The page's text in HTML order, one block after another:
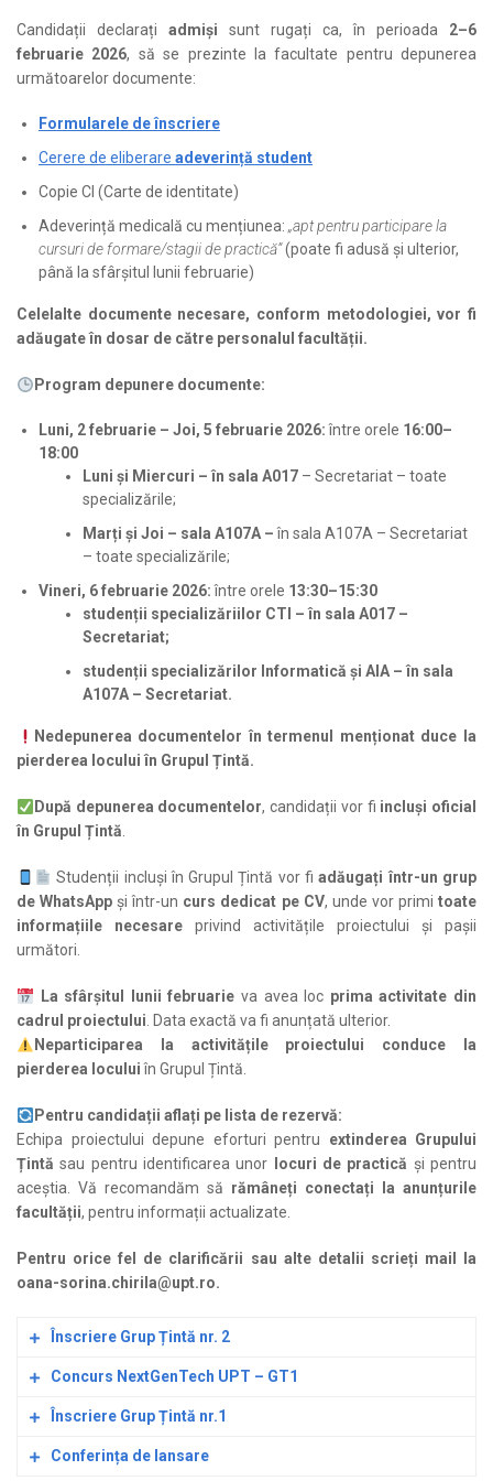
cibernetice și al infrastructurilor de calcul continue) pentru
toți cei 251 de studenți.
celor 251 de studenți, contribuind la dezvoltarea
și Calculatoare și acordarea a 251 de subvenții pentru
studenții care au finalizat stagiile de practică.
7. Realizarea a minim 2 analize pentru anticiparea nevoilor
de dezvoltare a ofertei educaționale, adaptând programele
în funcție de dinamica pieței muncii în domeniile
Automatică și Calculatoare și diseminarea rezultatelor
analizelor către toate părțile interesate, inclusiv studenți,
eficientă și o adaptare continuă a ofertei educaționale.
4. Îmbunătățirea inserției pe piața muncii a viitorilor
absolvenți: – Dezvoltarea competențelor antreprenoriale și
a abilităților practice face ca absolvenții să fie mai
la pregătirea CV-urilor și la dezvoltarea abilităților de
interviu, facilitând procesul de angajare.
5. Dezvoltarea aptitudinilor și competențelor practice
necesare la locul de munca: – Stagiile complexe de
pregătire practică oferă studenților experiențe hands-on,
contribuind la dezvoltarea competențelor specifice
emoționale sporește abilitățile de comunicare, colaborare
și gestionare a stresului, aspecte esențiale în mediul
profesional.
Candidații declarați admiși sunt rugați ca, în perioada 2–6
februarie 2026, să se prezinte la facultate pentru depunerea
următoarelor documente:
Formularele de înscriere
Cerere de eliberare adeverință student
Copie CI (Carte de identitate)
Adeverință medicală cu mențiunea: „apt pentru participare la
cursuri de formare/stagii de practică”(poate fi adusă și ulterior,
până la sfârșitul lunii februarie)
Celelalte documente necesare, conform metodologiei, vor fi
adăugate în dosar de către personalul facultății.
Program depunere documente:
Luni, 2 februarie – Joi, 5 februarie 2026:între orele 16:00–
18:00
Luni și Miercuri – în sala A017 – Secretariat – toate
specializările;
Marți și Joi – sala A107A –în sala A107A – Secretariat
– toate specializările;
Vineri, 6 februarie 2026:între orele 13:30–15:30
studenții specializăriilor CTI – în sala A017 –
Secretariat;
studenții specializărilor Informatică și AIA – în sala
A107A – Secretariat.
Nedepunerea documentelor în termenul menționat duce la
pierderea locului în Grupul Țintă.
După depunerea documentelor, candidații vor fi incluși oficial
în Grupul Țintă.
Studenții incluși în Grupul Țintă vor fiadăugați într-un grup
de WhatsApp și într-un curs dedicat pe CV, unde vor primitoate
informațiile necesare privind activitățile proiectului și pașii
următori.
La sfârșitul lunii februarie va avea loc prima activitate din
cadrul proiectului. Data exactă va fi anunțată ulterior.
Neparticiparea la activitățile proiectului conduce la
pierderea loculuiîn Grupul Țintă.
Pentru candidații aflați pe lista de rezervă:
Echipa proiectului depune eforturi pentru extinderea Grupului
Țintă sau pentru identificarea unor locuri de practică și pentru
aceștia. Vă recomandăm să rămâneți conectați la anunțurile
facultății, pentru informații actualizate.
Pentru orice fel de clarificării sau alte detalii scrieți mail la
oana-sorina.chirila@upt.ro.
Înscriere Grup Țintă nr. 2
joi, 22 ianuarie 2026, ora 14:00, la Centrul de Conferințe
Concurs NextGenTech UPT – GT1
UPT– cercetare, inovație și educație din cadrul proiectului
Înscriere Grup Țintă nr.1
Conferința de lansare